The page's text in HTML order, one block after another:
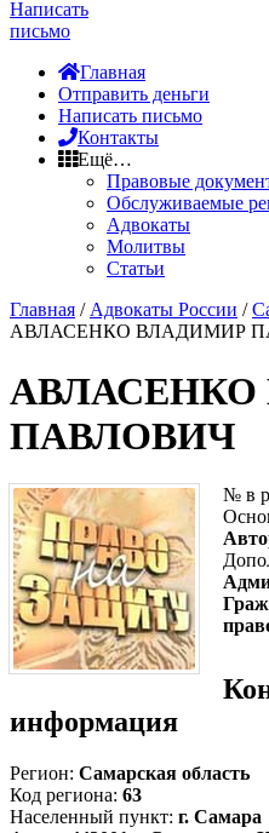
Написать
письмо
Главная
Отправить деньги
Написать письмо
Контакты
Ещё…
Правовые
Обслуживаемые
Адвокаты
Молитвы
Статьи
Главная / Адвокаты России /
АВЛАСЕНКО ВЛАДИМИР
ПАВЛОВИЧ
№ в
информация
Регион: Самарская область
Код региона: 63
Населенный пункт: г. Самара